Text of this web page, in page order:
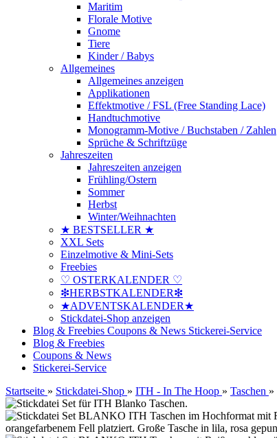
Maritim
Florale Motive
Gnome
Tiere
Kinder / Babys
Allgemeines
Allgemeines anzeigen
Applikationen
Effektmotive / FSL (Free Standing Lace)
Handtuchmotive
Monogramm-Motive / Buchstaben / Zahlen
Sprüche & Schriftzüge
Jahreszeiten
Jahreszeiten anzeigen
Frühling/Ostern
Sommer
Herbst
Winter/Weihnachten
★ BESTSELLER ★
XXL Sets
Einzelmotive & Mini-Sets
Freebies
♡ OSTERKALENDER ♡
❇HERBSTKALENDER❇
★ADVENTSKALENDER★
Stickdatei-Shop anzeigen
Blog & Freebies Coupons & News Stickerei-Service
Blog & Freebies
Coupons & News
Stickerei-Service
Startseite » Stickdatei-Shop » ITH - In The Hoop » Taschen »